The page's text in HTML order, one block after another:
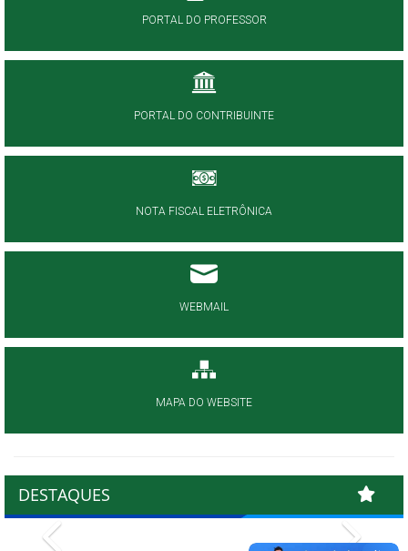
PORTAL DO PROFESSOR
PORTAL DO CONTRIBUINTE
NOTA FISCAL ELETRÔNICA
WEBMAIL
MAPA DO WEBSITE
DESTAQUES